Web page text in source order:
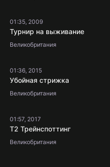
01:35, 2009
Турнир на выживание
Великобритания
01:36, 2015
Убойная стрижка
Великобритания
01:57, 2017
Т2 Трейнспоттинг
Великобритания